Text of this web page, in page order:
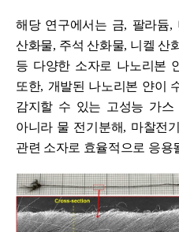
해당 연구에서는 금, 팔라듐,
산화물, 주석 산화물, 니켈 산
등 다양한 소자로 나노리본
또한, 개발된 나노리본 얀이
감지할 수 있는 고성능 가
아니라 물 전기분해, 마찰전
관련 소자로 효율적으로 응용